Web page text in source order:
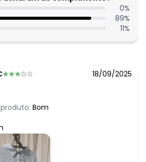
0%
89%
11%
18/09/2025
Bom